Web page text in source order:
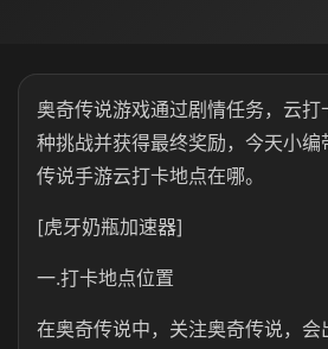
奥奇传说游戏通过剧情任务，云
种挑战并获得最终奖励，今天小
传说手游云打卡地点在哪。
[虎牙奶瓶加速器]
一.打卡地点位置
在奥奇传说中，关注奥奇传说，